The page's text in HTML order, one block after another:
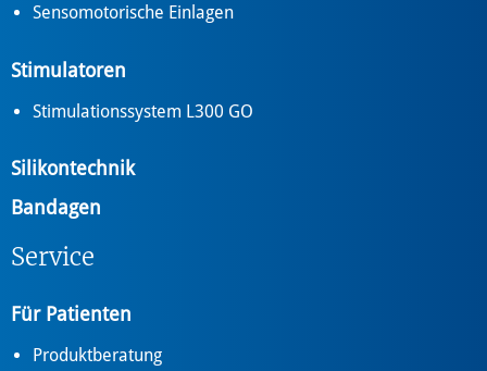
Sensomotorische Einlagen
Stimulatoren
Stimulationssystem L300 GO
Silikontechnik
Bandagen
Service
Für Patienten
Produktberatung